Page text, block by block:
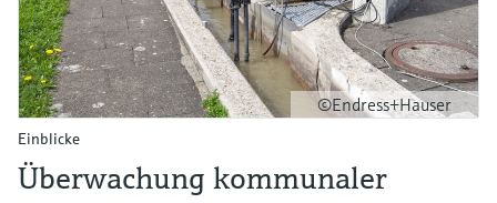
©Endress+Hauser
Einblicke
Überwachung kommunaler